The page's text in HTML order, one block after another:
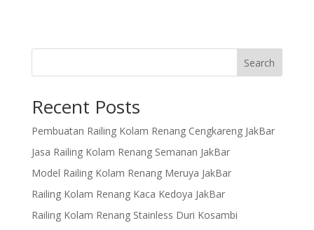
Search
Recent Posts
Pembuatan Railing Kolam Renang Cengkareng JakBar
Jasa Railing Kolam Renang Semanan JakBar
Model Railing Kolam Renang Meruya JakBar
Railing Kolam Renang Kaca Kedoya JakBar
Railing Kolam Renang Stainless Duri Kosambi